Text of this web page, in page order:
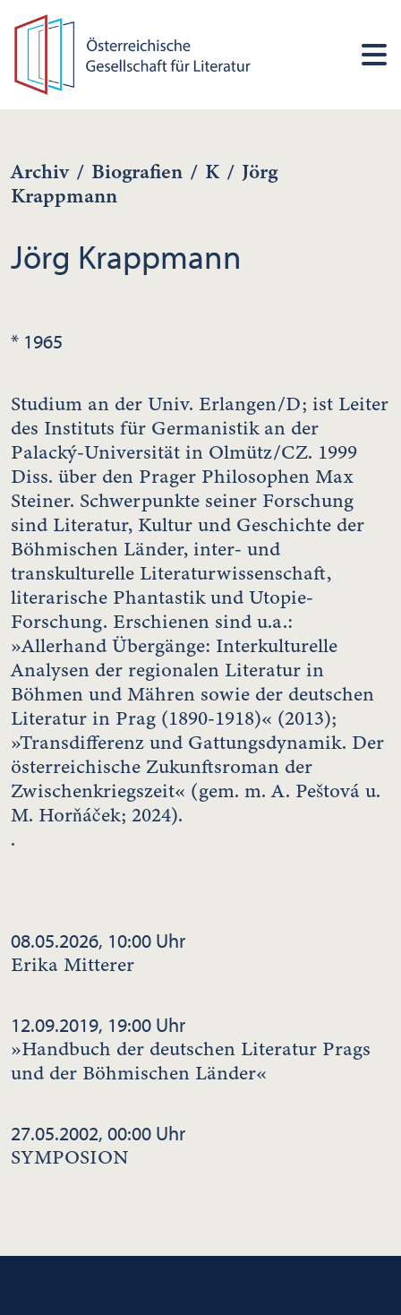
Archiv / Biografien / K / Jörg
Krappmann
Jörg Krappmann
* 1965
Studium an der Univ. Erlangen/D; ist Leiter
des Instituts für Germanistik an der
Palacký-Universität in Olmütz/CZ. 1999
Diss. über den Prager Philosophen Max
Steiner. Schwerpunkte seiner Forschung
sind Literatur, Kultur und Geschichte der
Böhmischen Länder, inter- und
transkulturelle Literaturwissenschaft,
literarische Phantastik und Utopie-
Forschung. Erschienen sind u.a.:
»Allerhand Übergänge: Interkulturelle
Analysen der regionalen Literatur in
Böhmen und Mähren sowie der deutschen
Literatur in Prag (1890-1918)« (2013);
»Transdifferenz und Gattungsdynamik. Der
österreichische Zukunftsroman der
Zwischenkriegszeit« (gem. m. A. Peštová u.
M. Horňáček; 2024).
.
08.05.2026, 10:00 Uhr
Erika Mitterer
12.09.2019, 19:00 Uhr
»Handbuch der deutschen Literatur Prags
und der Böhmischen Länder«
27.05.2002, 00:00 Uhr
SYMPOSION